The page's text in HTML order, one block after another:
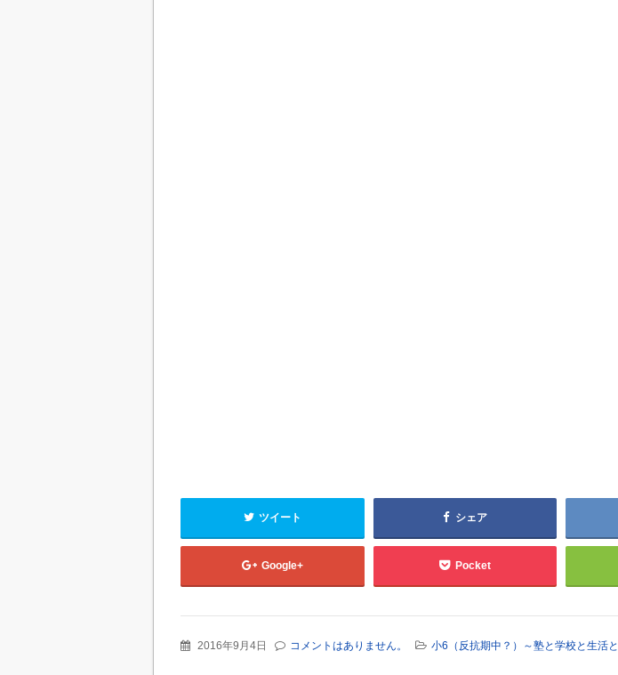
ツイート シェア
Google+ Pocket
2016年9月4日 コメントはありません。 小6（反抗期中？）～塾と学校と生活と